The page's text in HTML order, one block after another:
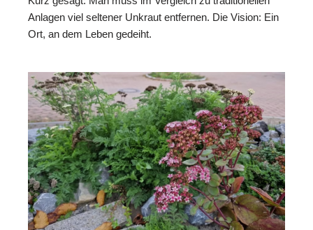
Anlagen viel seltener Unkraut entfernen. Die Vision: Ein
Ort, an dem Leben gedeiht.